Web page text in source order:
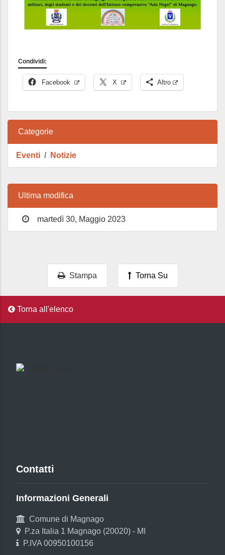
Condividi:
Facebook X Altro
Categorie
Eventi Notizie
Ultima modifica
martedì 30, Maggio 2023
Stampa Torna Su
Torna all'elenco
Contatti
Informazioni Generali
Comune di Magnago
P.za Italia 1 Magnago (20020) - MI
P.IVA 00950100156